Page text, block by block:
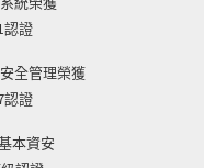
認證
全管理榮獲
認證
本資安